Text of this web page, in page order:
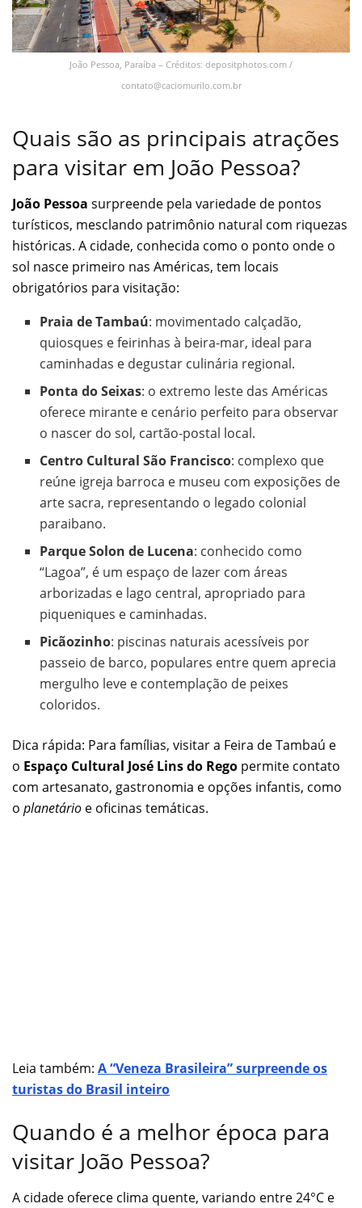
João Pessoa, Paraíba – Créditos: depositphotos.com /
contato@caciomurilo.com.br
Quais são as principais atrações
para visitar em João Pessoa?
João Pessoa surpreende pela variedade de pontos
turísticos, mesclando patrimônio natural com riquezas
históricas. A cidade, conhecida como o ponto onde o
sol nasce primeiro nas Américas, tem locais
obrigatórios para visitação:
Praia de Tambaú: movimentado calçadão,
quiosques e feirinhas à beira-mar, ideal para
caminhadas e degustar culinária regional.
Ponta do Seixas: o extremo leste das Américas
oferece mirante e cenário perfeito para observar
o nascer do sol, cartão-postal local.
Centro Cultural São Francisco: complexo que
reúne igreja barroca e museu com exposições de
arte sacra, representando o legado colonial
paraibano.
Parque Solon de Lucena: conhecido como
“Lagoa”, é um espaço de lazer com áreas
arborizadas e lago central, apropriado para
piqueniques e caminhadas.
Picãozinho: piscinas naturais acessíveis por
passeio de barco, populares entre quem aprecia
mergulho leve e contemplação de peixes
coloridos.
Dica rápida: Para famílias, visitar a Feira de Tambaú e
o Espaço Cultural José Lins do Rego permite contato
com artesanato, gastronomia e opções infantis, como
o planetário e oficinas temáticas.
Leia também: A “Veneza Brasileira” surpreende os
turistas do Brasil inteiro
Quando é a melhor época para
visitar João Pessoa?
A cidade oferece clima quente, variando entre 24°C e